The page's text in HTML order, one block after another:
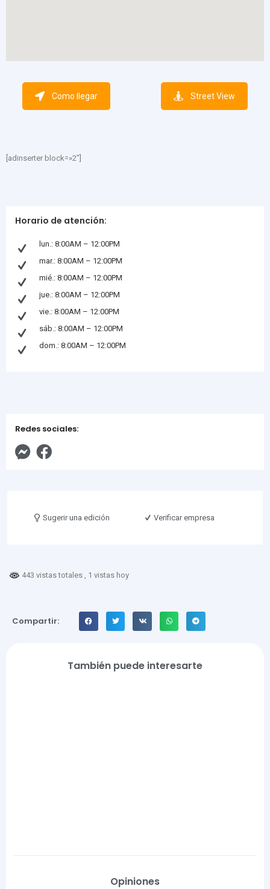
Como llegar Street View
[adinserter block=»2″]
Horario de atención:
lun.: 8:00AM – 12:00PM
mar.: 8:00AM – 12:00PM
mié.: 8:00AM – 12:00PM
jue.: 8:00AM – 12:00PM
vie.: 8:00AM – 12:00PM
sáb.: 8:00AM – 12:00PM
dom.: 8:00AM – 12:00PM
Redes sociales:
Sugerir una edición Verificar empresa
443 vistas totales , 1 vistas hoy
Compartir:
También puede interesarte
Opiniones